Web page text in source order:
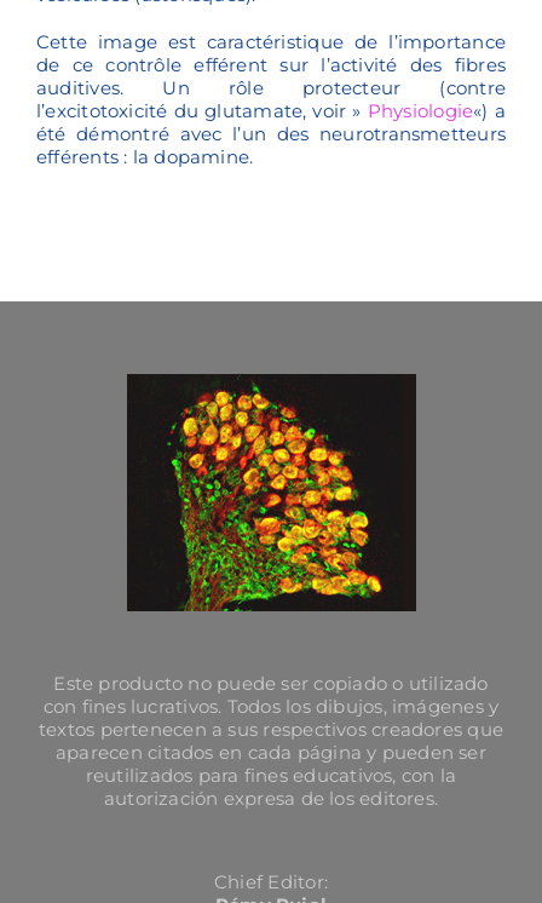
Cette image est caractéristique de l’importance
de ce contrôle efférent sur l’activité des fibres
auditives. Un rôle protecteur (contre
l’excitotoxicité du glutamate, voir » Physiologie«) a
été démontré avec l’un des neurotransmetteurs
efférents : la dopamine.
Este producto no puede ser copiado o utilizado
con fines lucrativos. Todos los dibujos, imágenes y
textos pertenecen a sus respectivos creadores que
aparecen citados en cada página y pueden ser
reutilizados para fines educativos, con la
autorización expresa de los editores.
Chief Editor: